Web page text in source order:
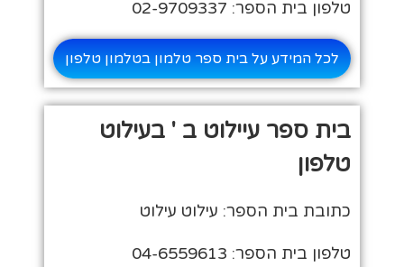
טלפון בית הספר: 02-9709337
לכל המידע על בית ספר טלמון בטלמון טלפון
בית ספר עיילוט ב ' בעילוט
טלפון
כתובת בית הספר: עילוט עילוט
טלפון בית הספר: 04-6559613